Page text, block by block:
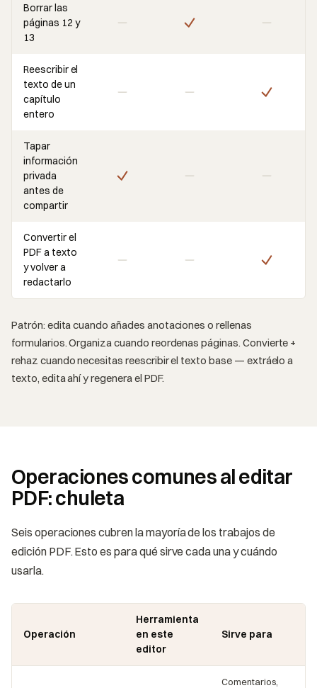
Borrar las
páginas 12 y
13
Reescribir el
texto de un
capítulo
entero
Tapar
información
privada
antes de
compartir
Convertir el
PDF a texto
y volver a
redactarlo
Patrón: edita cuando añades anotaciones o rellenas
formularios. Organiza cuando reordenas páginas. Convierte +
rehaz cuando necesitas reescribir el texto base — extráelo a
texto, edita ahí y regenera el PDF.
Operaciones comunes al editar
PDF: chuleta
Seis operaciones cubren la mayoría de los trabajos de
edición PDF. Esto es para qué sirve cada una y cuándo
usarla.
Operación
Herramienta
en este
editor
Sirve para
Comentarios,